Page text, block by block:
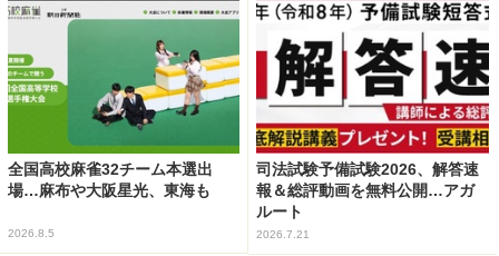
全国高校麻雀32チーム本選出
場…麻布や大阪星光、東海も
2026.8.5
司法試験予備試験2026、解答速
報＆総評動画を無料公開…アガ
ルート
2026.7.21